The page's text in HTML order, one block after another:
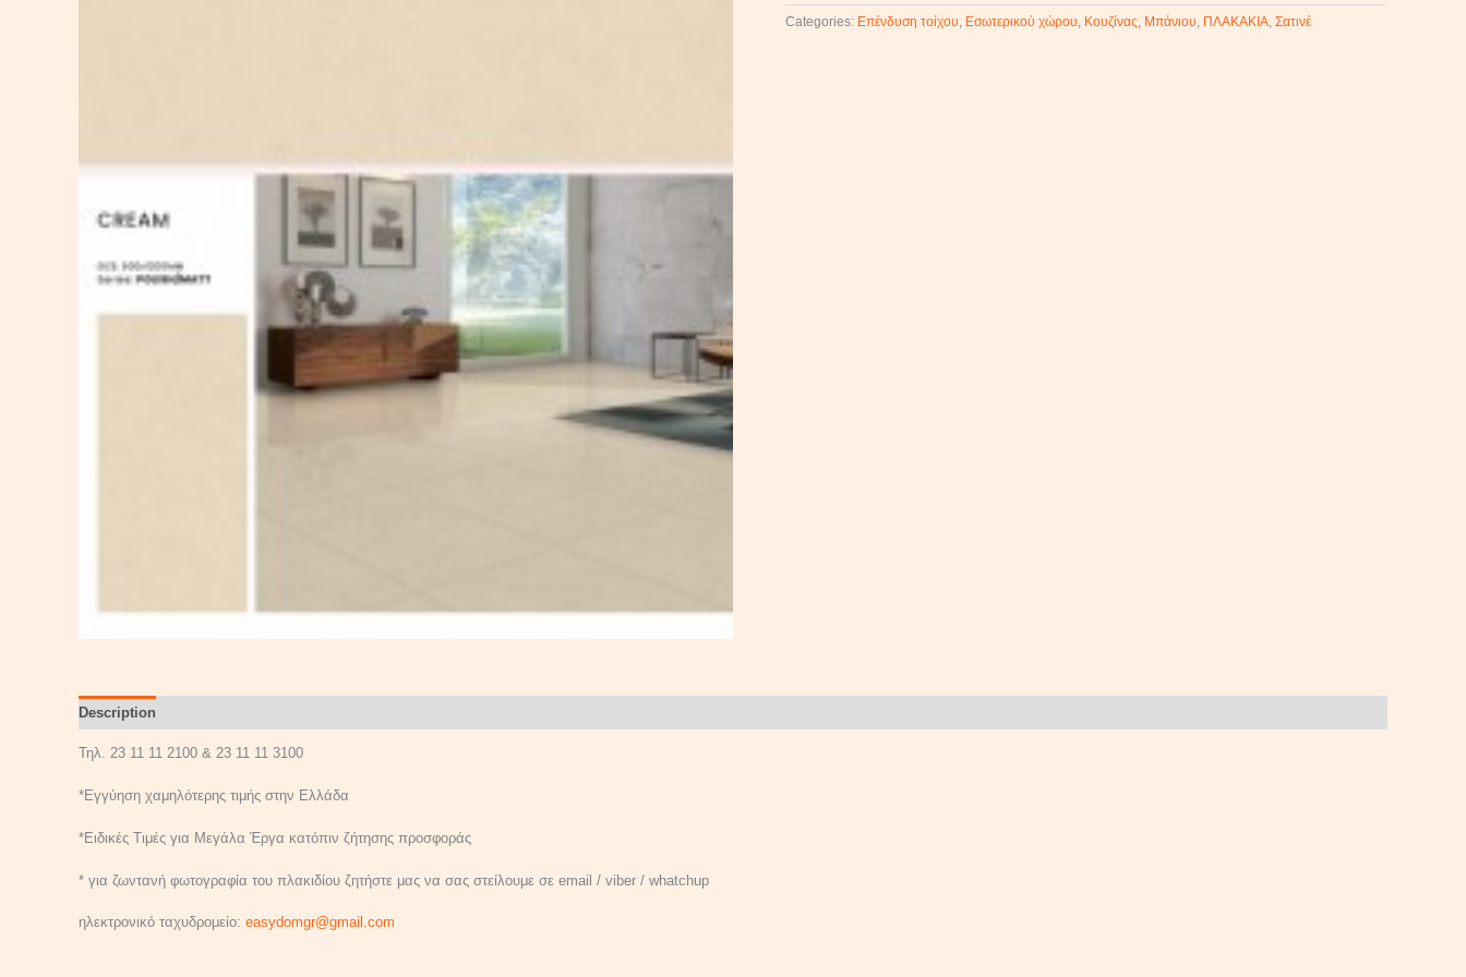
Categories: Επένδυση τοίχου Εσωτερικού χώρου Κουζίνας Μπάνιου ΠΛΑΚΑΚΙΑ Σατινέ
Description
Τηλ. 23 11 11 2100 & 23 11 11 3100
*Εγγύηση χαμηλότερης τιμής στην Ελλάδα
*Ειδικές Τιμές για Μεγάλα Έργα κατόπιν ζήτησης προσφοράς
* για ζωντανή φωτογραφία του πλακιδίου ζητήστε μας να σας στείλουμε σε email / viber / whatchup
ηλεκτρονικό ταχυδρομείο: easydomgr@gmail.com